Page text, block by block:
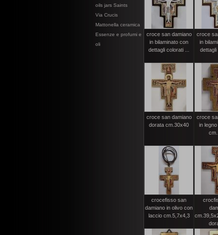
oils jars Saints
Via Crucis
Mattonella ceramica
Essenze e profumi e
oli
croce san damiano
in bilaminato con
dettagli colorati ...
croce
in
dettagli
croce san damiano
dorata cm.30x40
croce
in
crocefisso san
damiano in olivo con
laccio cm.5,7x4,3